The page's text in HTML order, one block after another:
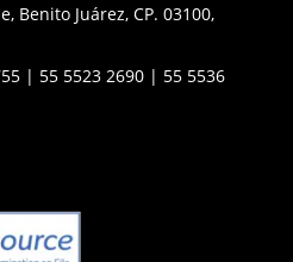
Benito Juárez, CP. 03100,
| 55 5523 2690 | 55 5536